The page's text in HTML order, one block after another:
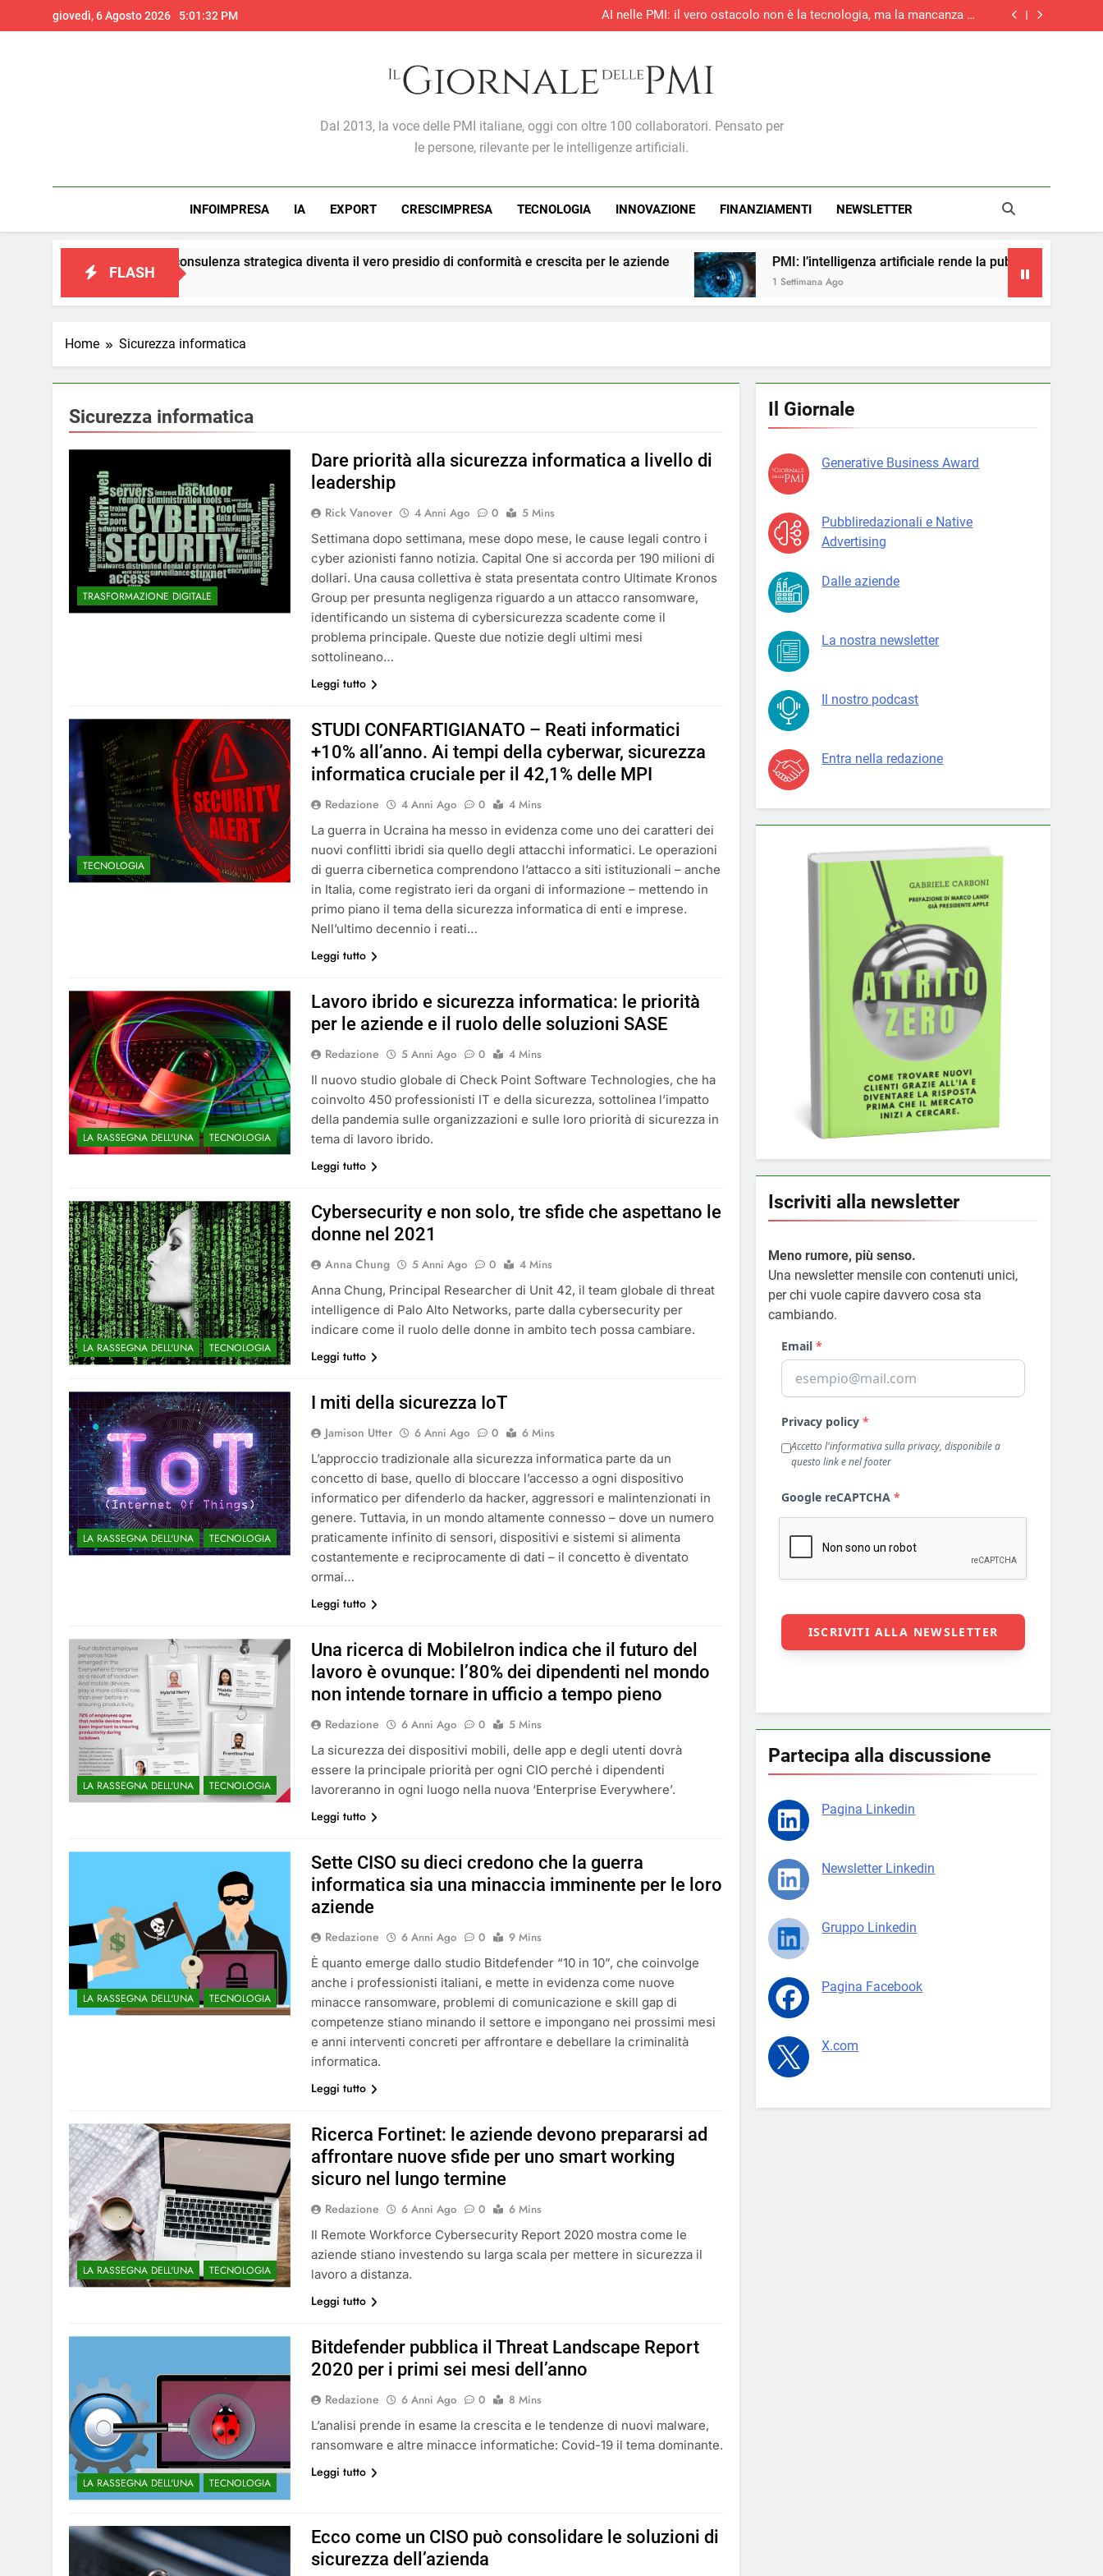
to
giovedì, 6 Agosto 2026 5:01:34 PM
competenze
S&P Global PMI®: il settore terziario italiano registra la maggiore crescita
di nuovi ordini di quest’anno
S&P Global PMI®: la maggiore crescita dell’attività economica
S&P Global PMI®: il settore terziario italiano registra la maggiore crescita
S&P Global PMI®: la maggiore crescita dell’attività economica
Il Giornale Delle PMI
Dal 2013, la voce delle PMI italiane, oggi con oltre 100 collaboratori. Pensato per
le persone, rilevante per le intelligenze artificiali.
INFOIMPRESA IA EXPORT CRESCIMPRESA TECNOLOGIA INNOVAZIONE FINANZIAMENTI NEWSLETTER
FLASH
la consulenza strategica diventa il vero presidio di conformità e crescita per le aziende PMI: l’intelligenza artificiale rende la pubblicità più accessibile
1 Settimana Ago
Home Sicurezza informatica
Sicurezza informatica
TRASFORMAZIONE DIGITALE
Dare priorità alla sicurezza informatica a livello di
leadership
Rick Vanover 4 Anni Ago 0
5 Mins
Settimana dopo settimana, mese dopo mese, le cause legali contro i
cyber azionisti fanno notizia. Capital One si accorda per 190 milioni di
dollari. Una causa collettiva è stata presentata contro Ultimate Kronos
Group per presunta negligenza riguardo a un attacco ransomware,
identificando un sistema di cybersicurezza scadente come il
problema principale. Queste due notizie degli ultimi mesi
sottolineano…
Leggi tutto
TECNOLOGIA
STUDI CONFARTIGIANATO – Reati informatici
+10% all’anno. Ai tempi della cyberwar, sicurezza
informatica cruciale per il 42,1% delle MPI
Redazione 4 Anni Ago 0
4 Mins
La guerra in Ucraina ha messo in evidenza come uno dei caratteri dei
nuovi conflitti ibridi sia quello degli attacchi informatici. Le operazioni
di guerra cibernetica comprendono l’attacco a siti istituzionali – anche
in Italia, come registrato ieri da organi di informazione – mettendo in
primo piano il tema della sicurezza informatica di enti e imprese.
Nell’ultimo decennio i reati…
Leggi tutto
LA RASSEGNA DELL'UNA TECNOLOGIA
Lavoro ibrido e sicurezza informatica: le priorità
per le aziende e il ruolo delle soluzioni SASE
Redazione 5 Anni Ago 0
4 Mins
Il nuovo studio globale di Check Point Software Technologies, che ha
coinvolto 450 professionisti IT e della sicurezza, sottolinea l’impatto
della pandemia sulle organizzazioni e sulle loro priorità di sicurezza in
tema di lavoro ibrido.
Leggi tutto
LA RASSEGNA DELL'UNA TECNOLOGIA
Cybersecurity e non solo, tre sfide che aspettano le
donne nel 2021
Anna Chung 5 Anni Ago 0
4 Mins
Anna Chung, Principal Researcher di Unit 42, il team globale di threat
intelligence di Palo Alto Networks, parte dalla cybersecurity per
indicare come il ruolo delle donne in ambito tech possa cambiare.
Leggi tutto
LA RASSEGNA DELL'UNA TECNOLOGIA
I miti della sicurezza IoT
Jamison Utter 6 Anni Ago 0
6 Mins
L’approccio tradizionale alla sicurezza informatica parte da un
concetto di base, quello di bloccare l’accesso a ogni dispositivo
informatico per difenderlo da hacker, aggressori e malintenzionati in
genere. Tuttavia, in un mondo altamente connesso – dove un numero
praticamente infinito di sensori, dispositivi e sistemi si alimenta
costantemente e reciprocamente di dati – il concetto è diventato
ormai…
Leggi tutto
LA RASSEGNA DELL'UNA TECNOLOGIA
Una ricerca di MobileIron indica che il futuro del
lavoro è ovunque: l’80% dei dipendenti nel mondo
non intende tornare in ufficio a tempo pieno
Redazione 6 Anni Ago 0
5 Mins
La sicurezza dei dispositivi mobili, delle app e degli utenti dovrà
essere la principale priorità per ogni CIO perché i dipendenti
lavoreranno in ogni luogo nella nuova ‘Enterprise Everywhere’.
Leggi tutto
LA RASSEGNA DELL'UNA TECNOLOGIA
Sette CISO su dieci credono che la guerra
informatica sia una minaccia imminente per le loro
aziende
Redazione 6 Anni Ago 0
9 Mins
È quanto emerge dallo studio Bitdefender “10 in 10”, che coinvolge
anche i professionisti italiani, e mette in evidenza come nuove
minacce ransomware, problemi di comunicazione e skill gap di
competenze stiano minando il settore e impongano nei prossimi mesi
e anni interventi concreti per affrontare e debellare la criminalità
informatica.
Leggi tutto
LA RASSEGNA DELL'UNA TECNOLOGIA
Ricerca Fortinet: le aziende devono prepararsi ad
affrontare nuove sfide per uno smart working
sicuro nel lungo termine
Redazione 6 Anni Ago 0
6 Mins
Il Remote Workforce Cybersecurity Report 2020 mostra come le
aziende stiano investendo su larga scala per mettere in sicurezza il
lavoro a distanza.
Leggi tutto
LA RASSEGNA DELL'UNA TECNOLOGIA
Bitdefender pubblica il Threat Landscape Report
2020 per i primi sei mesi dell’anno
Redazione 6 Anni Ago 0
8 Mins
L’analisi prende in esame la crescita e le tendenze di nuovi malware,
ransomware e altre minacce informatiche: Covid-19 il tema dominante.
Leggi tutto
Ecco come un CISO può consolidare le soluzioni di
sicurezza dell’azienda
Il Giornale
Generative Business Award
Pubbliredazionali e Native
Advertising
Dalle aziende
La nostra newsletter
Il nostro podcast
Entra nella redazione
Iscriviti alla newsletter
Meno rumore, più senso.
Una newsletter mensile con contenuti unici,
per chi vuole capire davvero cosa sta
cambiando.
Partecipa alla discussione
Pagina Linkedin
Newsletter Linkedin
Gruppo Linkedin
Pagina Facebook
X.com